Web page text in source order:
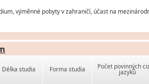
výměnné pobyty v zahraničí, účast na
Délka studia Forma studia Počet povinných
jazyků